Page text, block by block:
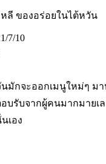
ของอร่อยในไต้หวัน
7/10
มักจะออกเมนูใหม่ๆ มา
อบรับจากผู้คนมากมาย
เอง